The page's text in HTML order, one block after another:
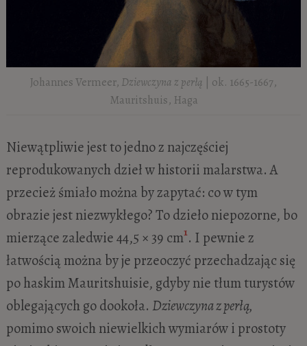
Johannes Vermeer, Dziewczyna z perłą | ok. 1665-1667,
Mauritshuis, Haga
Niewątpliwie jest to jedno z najczęściej
reprodukowanych dzieł w historii malarstwa. A
przecież śmiało można by zapytać: co w tym
obrazie jest niezwykłego? To dzieło niepozorne, bo
mierzące zaledwie 44,5 × 39 cm1. I pewnie z
łatwością można by je przeoczyć przechadzając się
po haskim Mauritshuisie, gdyby nie tłum turystów
oblegających go dookoła. Dziewczyna z perłą,
pomimo swoich niewielkich wymiarów i prostoty